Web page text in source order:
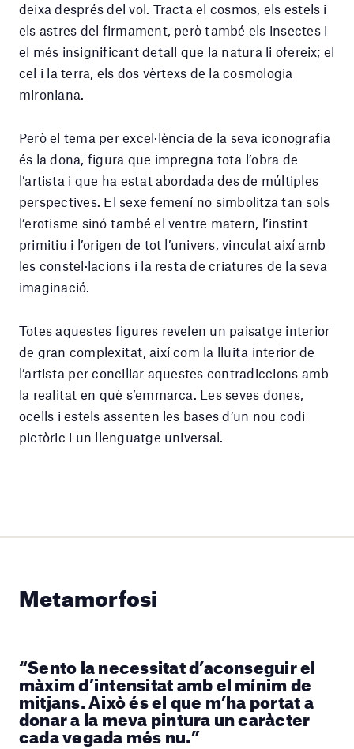
deixa després del vol. Tracta el cosmos, els estels i
els astres del firmament, però també els insectes i
el més insignificant detall que la natura li ofereix; el
cel i la terra, els dos vèrtexs de la cosmologia
mironiana.
Però el tema per excel·lència de la seva iconografia
és la dona, figura que impregna tota l’obra de
l’artista i que ha estat abordada des de múltiples
perspectives. El sexe femení no simbolitza tan sols
l’erotisme sinó també el ventre matern, l’instint
primitiu i l’origen de tot l’univers, vinculat així amb
les constel·lacions i la resta de criatures de la seva
imaginació.
Totes aquestes figures revelen un paisatge interior
de gran complexitat, així com la lluita interior de
l’artista per conciliar aquestes contradiccions amb
la realitat en què s’emmarca. Les seves dones,
ocells i estels assenten les bases d’un nou codi
pictòric i un llenguatge universal.
Metamorfosi
“Sento la necessitat d’aconseguir el
màxim d’intensitat amb el mínim de
mitjans. Això és el que m’ha portat a
donar a la meva pintura un caràcter
cada vegada més nu.”